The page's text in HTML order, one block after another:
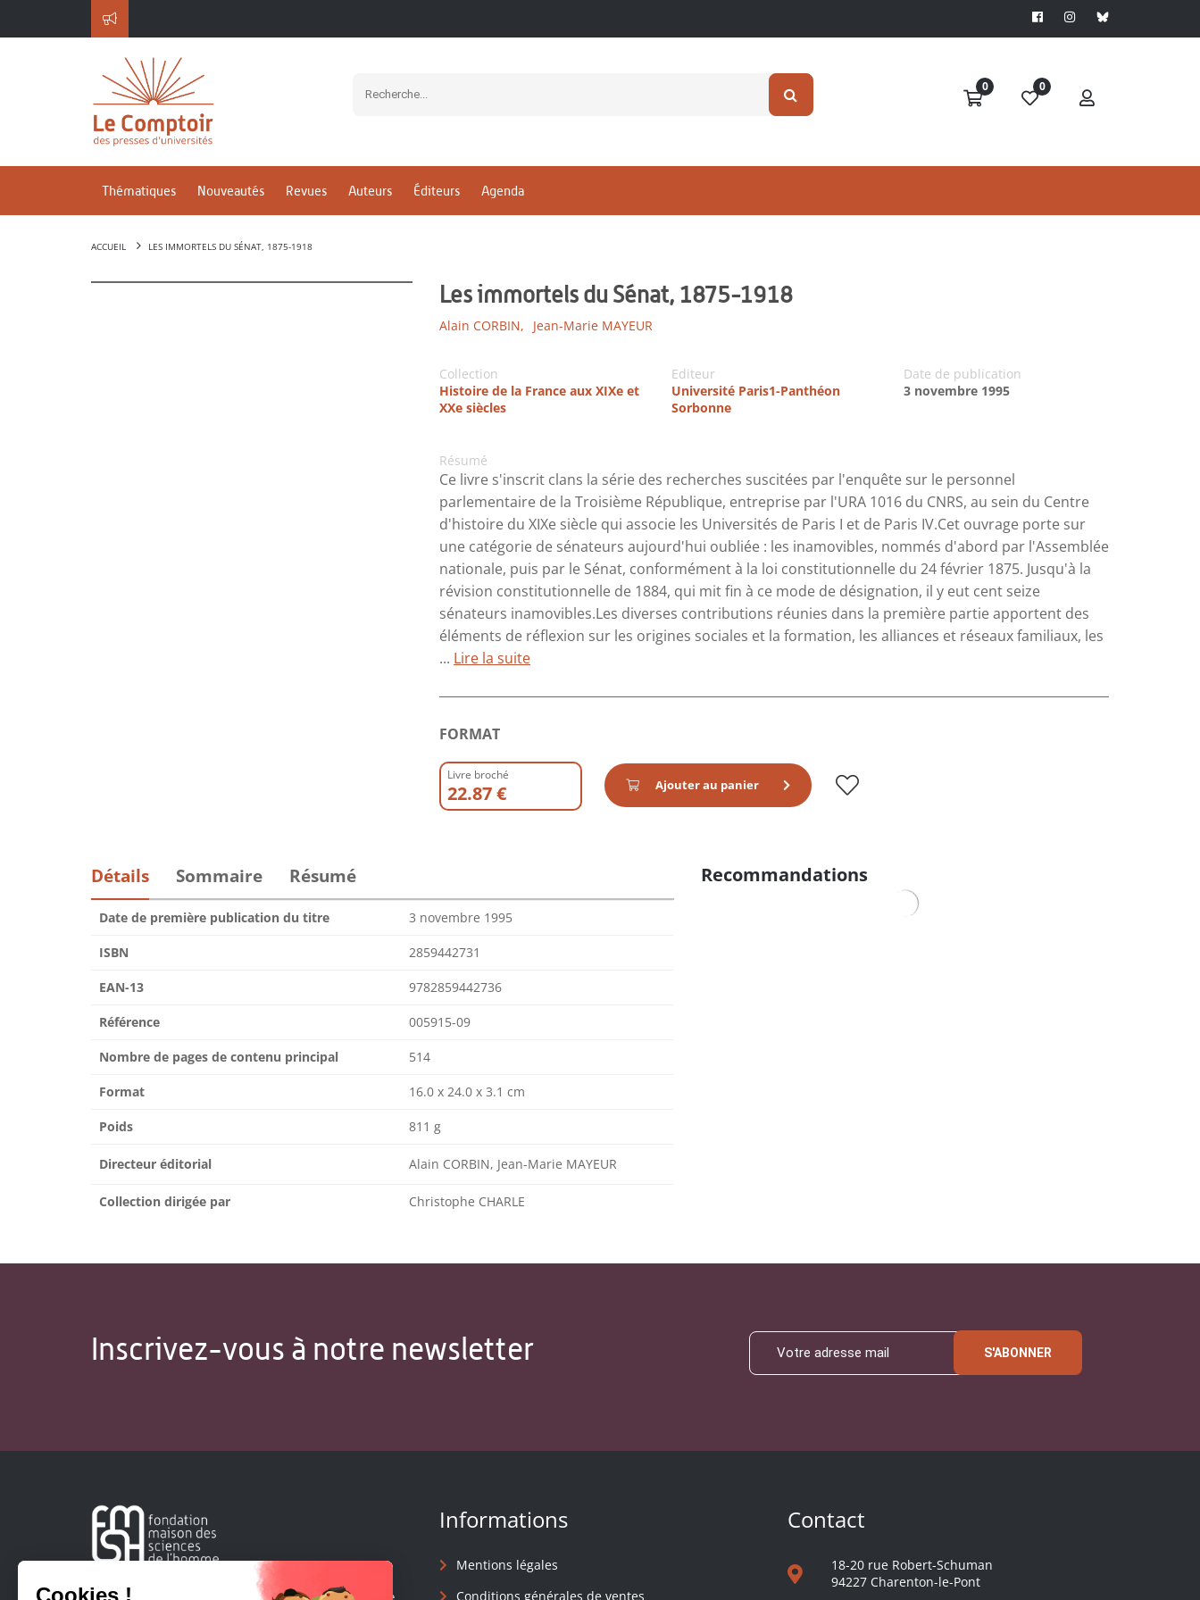
0 0
Thématiques Nouveautés Revues Auteurs Éditeurs Agenda
ACCUEIL LES IMMORTELS DU SÉNAT, 1875-1918
Les immortels du Sénat, 1875-1918
Alain CORBIN, Jean-Marie MAYEUR
Collection
Histoire de la France aux XIXe et
XXe siècles
Editeur
Université Paris1-Panthéon
Sorbonne
Date de publication
3 novembre 1995
Résumé
Ce livre s'inscrit clans la série des recherches suscitées par l'enquête sur le personnel
parlementaire de la Troisième République, entreprise par l'URA 1016 du CNRS, au sein du Centre
d'histoire du XIXe siècle qui asso­cie les Universités de Paris I et de Paris IV.Cet ouvrage porte sur
une catégorie de sénateurs aujourd'hui oubliée : les inamovibles, nommés d'abord par l'Assemblée
nationale, puis par le Sénat, conformément à la loi constitutionnelle du 24 février 1875. Jusqu'à la
révision constitutionnelle de 1884, qui mit fin à ce mode de désignation, il y eut cent seize
sénateurs inamovibles.Les diverses contributions réunies dans la première partie apportent des
éléments de réflexion sur les origines sociales et la formation, les alliances et réseaux familiaux, les
... Lire la suite
FORMAT
Livre broché
22.87 € Ajouter au panier
Détails Sommaire Résumé
Date de première publication du titre 3 novembre 1995
ISBN 2859442731
EAN-13 9782859442736
Référence 005915-09
Nombre de pages de contenu principal 514
Format 16.0 x 24.0 x 3.1 cm
Poids 811 g
Directeur éditorial Alain CORBIN, Jean-Marie MAYEUR
Collection dirigée par Christophe CHARLE
Recommandations
Inscrivez-vous à notre newsletter S'ABONNER
Créée en 1963, la Fondation Maison Sciences de l'Homme
Informations
Mentions légales
Conditions générales de ventes
Contact
18-20 rue Robert-Schuman
94227 Charenton-le-Pont